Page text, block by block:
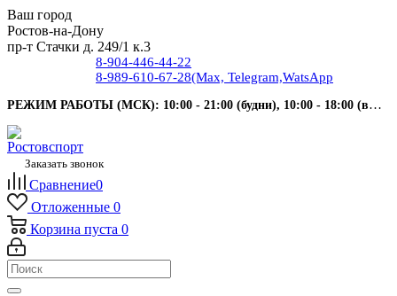
Ваш город
Ростов-на-Дону
пр-т Стачки д. 249/1 к.3
8-904-446-44-22
8-989-610-67-28(Max, Telegram,WatsApp
РЕЖИМ РАБОТЫ (МСК): 10:00 - 21:00 (будни), 10:00 - 18:00 (выходные).
Заказать звонок
Сравнение0
Отложенные 0
Корзина пуста 0